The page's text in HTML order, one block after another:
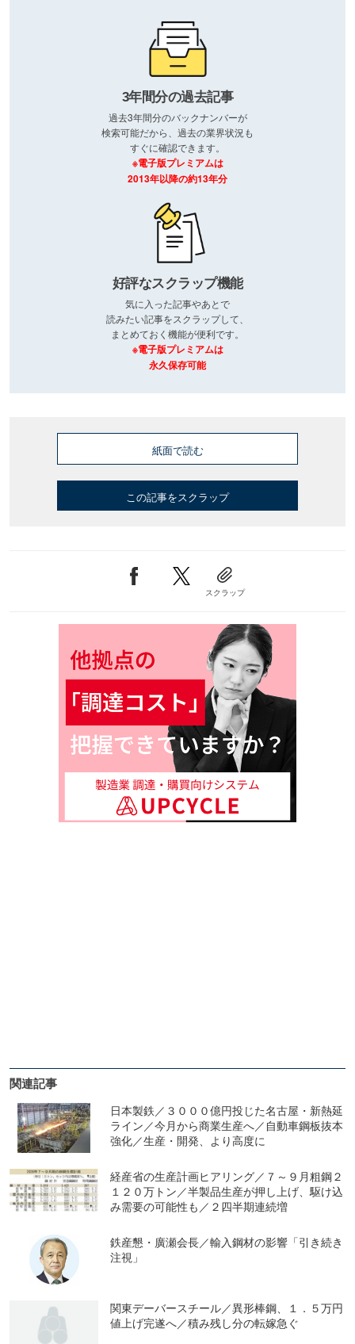
3年間分の過去記事
過去3年間分のバックナンバーが
検索可能だから、過去の業界状況も
すぐに確認できます。
※電子版プレミアムは
2013年以降の約13年分
好評なスクラップ機能
気に入った記事やあとで
読みたい記事をスクラップして、
まとめておく機能が便利です。
※電子版プレミアムは
永久保存可能
紙面で読む
この記事をスクラップ
スクラップ
関連記事
日本製鉄／３０００億円投じた名古屋・新熱延
ライン／今月から商業生産へ／自動車鋼板抜本
強化／生産・開発、より高度に
経産省の生産計画ヒアリング／７～９月粗鋼２
１２０万トン／半製品生産が押し上げ、駆け込
み需要の可能性も／２四半期連続増
鉄産懇・廣瀬会長／輸入鋼材の影響「引き続き
注視」
関東デーバースチール／異形棒鋼、１．５万円
値上げ完遂へ／積み残し分の転嫁急ぐ